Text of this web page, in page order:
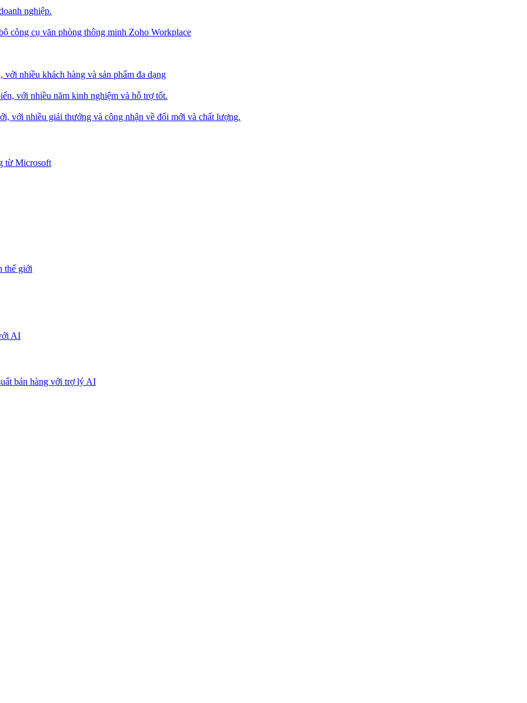
nghiệp.
công cụ văn phòng thông minh Zoho Workplace
nhiều khách hàng và sản phẩm đa dạng
với nhiều năm kinh nghiệm và hỗ trợ tốt.
với nhiều giải thưởng và công nhận về đổi mới và chất lượng.
từ Microsoft
thế giới
AI
bán hàng với trợ lý AI